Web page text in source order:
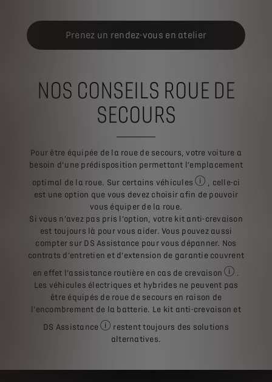
Prenez un rendez-vous en atelier
NOS CONSEILS ROUE DE
SECOURS
Pour être équipée de la roue de secours, votre voiture a
besoin d’une prédisposition permettant l’emplacement
optimal de la roue. Sur certains véhicules
Renseignez-vous
, celle-ci
est une option que vous devez choisir afin de pouvoir
vous équiper de la roue.
Si vous n’avez pas pris l’option, votre kit anti-crevaison
est toujours là pour vous aider. Vous pouvez aussi
compter sur DS Assistance pour vous dépanner. Nos
contrats d’entretien et d’extension de garantie couvrent
en effet l’assistance routière en cas de crevaison
Voir les
.
Les véhicules électriques et hybrides ne peuvent pas
être équipés de roue de secours en raison de
l’encombrement de la batterie. Le kit anti-crevaison et
DS Assistance
Voir les conditions en détail de DS
restent toujours des solutions
alternatives.